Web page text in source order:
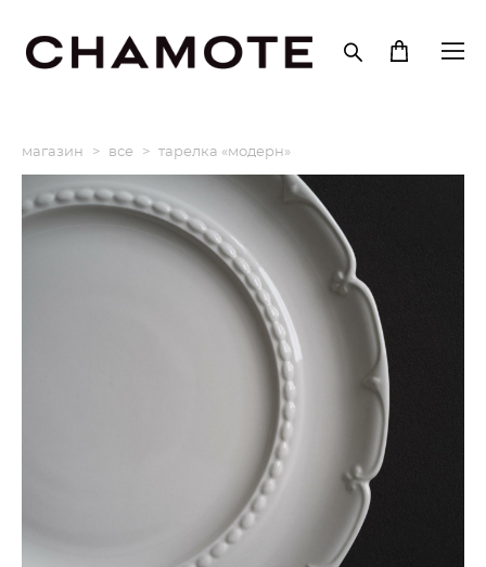
магазин > все > тарелка «модерн»